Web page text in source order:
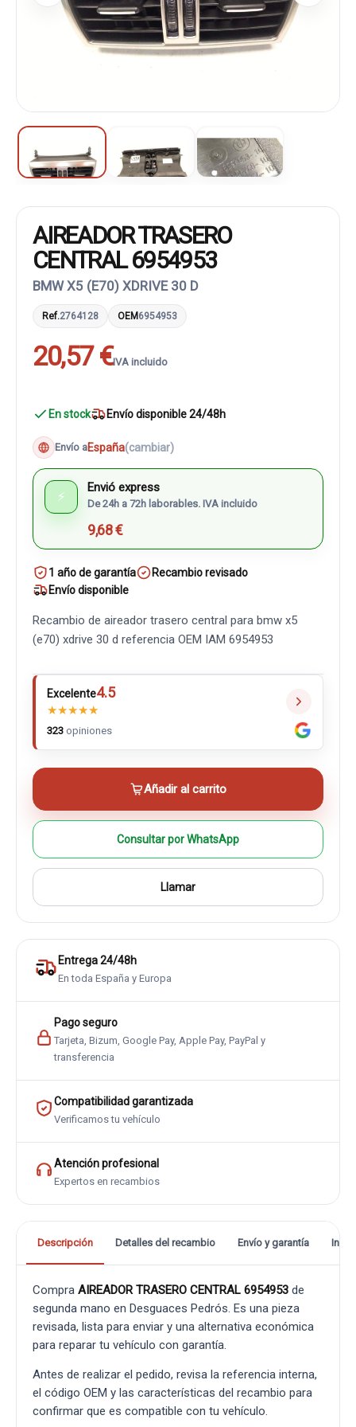
AIREADOR TRASERO
CENTRAL 6954953
BMW X5 (E70) XDRIVE 30 D
Ref.2764128 OEM6954953
20,57 €IVA incluido
En stock Envío disponible 24/48h
Envío aEspaña(cambiar)
⚡
Envió express
De 24h a 72h laborables. IVA incluido
9,68 €
1 año de garantía
Recambio revisado
Envío disponible
Recambio de aireador trasero central para bmw x5
(e70) xdrive 30 d referencia OEM IAM 6954953
Excelente4.5
★★★★★
323 opiniones
Añadir al carrito
Consultar por WhatsApp
Llamar
Entrega 24/48h
En toda España y Europa
Pago seguro
Tarjeta, Bizum, Google Pay, Apple Pay, PayPal y
transferencia
Compatibilidad garantizada
Verificamos tu vehículo
Atención profesional
Expertos en recambios
Descripción Detalles del recambio Envío y garantía
Compra AIREADOR TRASERO CENTRAL 6954953 de
segunda mano en Desguaces Pedrós. Es una pieza
revisada, lista para enviar y una alternativa económica
para reparar tu vehículo con garantía.
Antes de realizar el pedido, revisa la referencia interna,
el código OEM y las características del recambio para
confirmar que es compatible con tu vehículo.